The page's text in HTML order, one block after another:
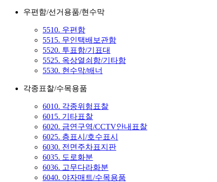
우편함/선거용품/현수막
5510. 우편함
5515. 무인택배보관함
5520. 투표함/기표대
5525. 옥상열쇠함/기타함
5530. 현수막/배너
각종표찰/수목용품
6010. 각종위험표찰
6015. 기타표찰
6020. 금연구역/CCTV안내표찰
6025. 층표시/호수표시
6030. 전면주차표지판
6035. 도로화분
6036. 고무다라화분
6040. 야자매트/수목용품